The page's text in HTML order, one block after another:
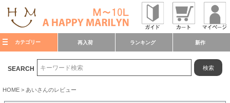
カテゴリー 再入荷 ランキング 新作
SEARCH 検索
HOME あいさんのレビュー